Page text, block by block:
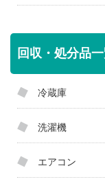
回収・処分品
冷蔵庫
洗濯機
エアコン